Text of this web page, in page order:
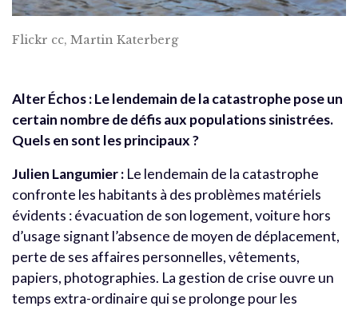
Flickr cc, Martin Katerberg
Alter Échos : Le lendemain de la catastrophe pose un
certain nombre de défis aux populations sinistrées.
Quels en sont les principaux ?
Julien Langumier : Le lendemain de la catastrophe
confronte les habitants à des problèmes matériels
évidents : évacuation de son logement, voiture hors
d’usage signant l’absence de moyen de déplacement,
perte de ses affaires personnelles, vêtements,
papiers, photographies. La gestion de crise ouvre un
temps extra-ordinaire qui se prolonge pour les